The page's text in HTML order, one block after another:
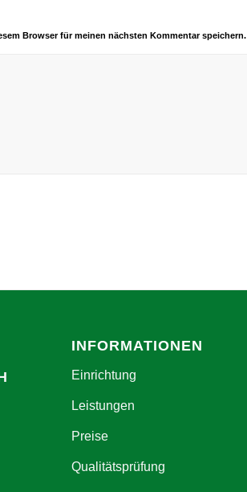
Browser für meinen nächsten Kommentar speichern.
INFORMATIONEN
Einrichtung
Leistungen
Preise
Qualitätsprüfung